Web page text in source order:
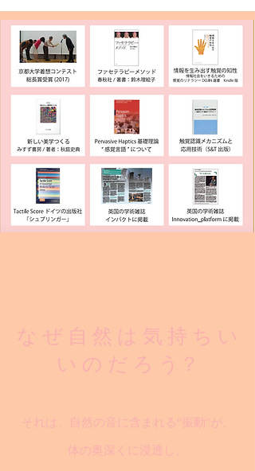
な ぜ 自 然 は 気 持 ち い
い の だ ろ う？
それは、自然の音に含まれる"振動"が、
体の奥深くに浸透し、